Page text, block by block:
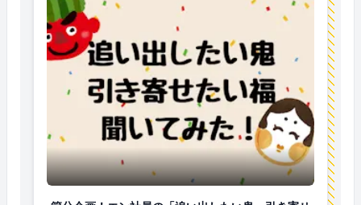
節分企画！エン社員の「追い出したい鬼・引き寄せ